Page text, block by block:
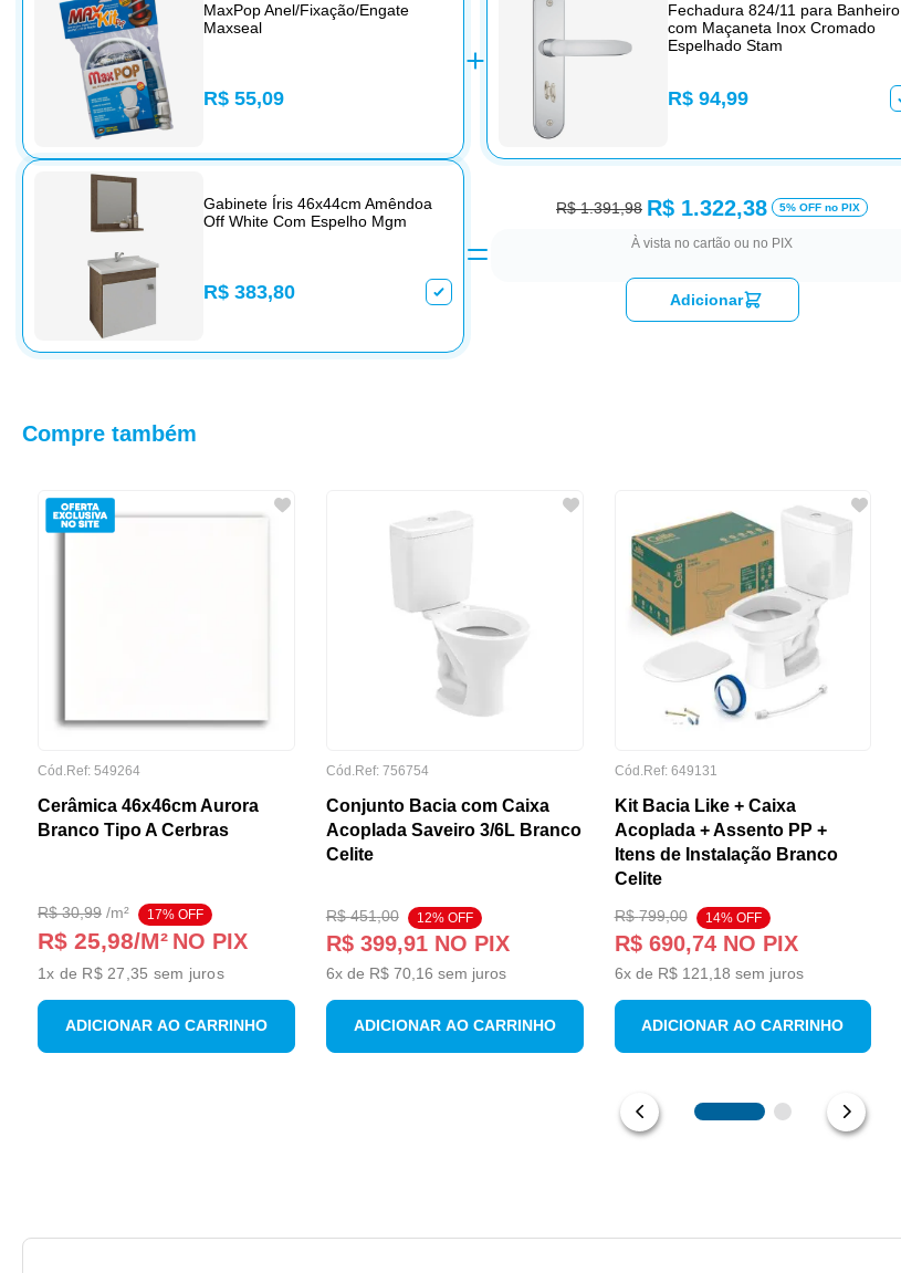
MaxPop Anel/Fixação/Engate
Maxseal
R$ 55,09
Fechadura 824/11 para Banheiro
com Maçaneta Inox Cromado
Espelhado Stam
R$ 94,99
Gabinete Íris 46x44cm Amêndoa
Off White Com Espelho Mgm
R$ 383,80
R$ 1.391,98 R$ 1.322,38 5% OFF no PIX
À vista no cartão ou no PIX
Adicionar
Compre também
Cód.Ref: 549264
Cerâmica 46x46cm Aurora
Branco Tipo A Cerbras
R$ 30,99/m² 17% OFF
R$ 25,98/M² NO PIX
1x de R$ 27,35 sem juros
ADICIONAR AO CARRINHO
Cód.Ref: 756754
Conjunto Bacia com Caixa
Acoplada Saveiro 3/6L Branco
Celite
R$ 451,00 12% OFF
R$ 399,91NO PIX
6x de R$ 70, 16 sem juros
ADICIONAR AO CARRINHO
Cód.Ref: 649131
Kit Bacia Like + Caixa
Acoplada + Assento PP +
Itens de Instalação Branco
Celite
R$ 799,00 14% OFF
R$ 690,74NO PIX
6x de R$ 121 18 sem juros
ADICIONAR AO CARRINHO